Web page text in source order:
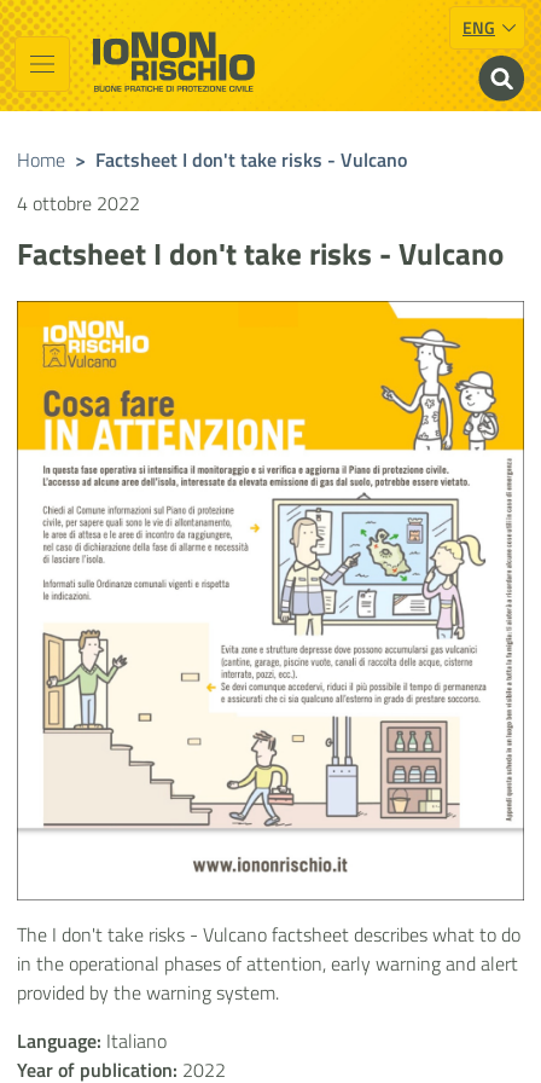
Vai al contenuto principale
Raggiungi il piè di pagina ENG
Io non rischio
Presidency of the Council of Ministers
Home > Factsheet I don't take risks - Vulcano
4 ottobre 2022
Factsheet I don't take risks - Vulcano
The I don't take risks - Vulcano factsheet describes what to do
in the operational phases of attention, early warning and alert
provided by the warning system.
Language: Italiano
Year of publication: 2022